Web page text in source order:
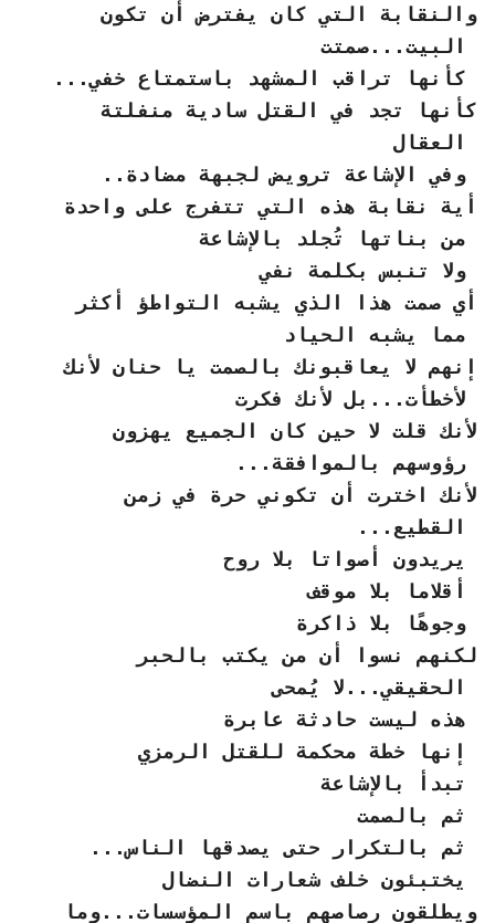
والنقابة التي كان يفترض أن تكون
البيت...صمتت
كأنها تراقب المشهد باستمتاع خفي...
كأنها تجد في القتل سادية منفلتة
العقال
وفي الإشاعة ترويض لجبهة مضادة..
أية نقابة هذه التي تتفرج على واحدة
من بناتها تُجلد بالإشاعة
ولا تنبس بكلمة نفي
أي صمت هذا الذي يشبه التواطؤ أكثر
مما يشبه الحياد
إنهم لا يعاقبونك بالصمت يا حنان لأنك
لأخطأت...بل لأنك فكرت
لأنك قلت لا حين كان الجميع يهزون
رؤوسهم بالموافقة...
لأنك اخترت أن تكوني حرة في زمن
القطيع...
يريدون أصواتا بلا روح
أقلاما بلا موقف
وجوهًا بلا ذاكرة
لكنهم نسوا أن من يكتب بالحبر
الحقيقي...لا يُمحى
هذه ليست حادثة عابرة
إنها خطة محكمة للقتل الرمزي
تبدأ بالإشاعة
ثم بالصمت
ثم بالتكرار حتى يصدقها الناس...
يختبئون خلف شعارات النضال
ويطلقون رصاصهم باسم المؤسسات...وما